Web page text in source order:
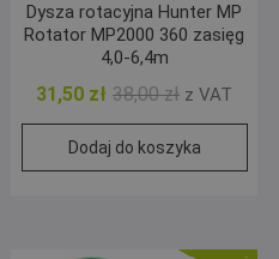
Dysza rotacyjna Hunter MP
Rotator MP2000 360 zasięg
4,0-6,4m
38,00zł Pierwotna
cena
wynosiła:
38,00 zł.
31,50 zł
Aktualna
cena
wynosi:
31,50 zł.
z VAT
Dodaj do koszyka